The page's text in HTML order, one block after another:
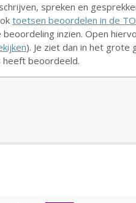
spreken en
toetsen beoordelen in de
inzien. Open
). Je ziet dan in het grote
beoordeeld.